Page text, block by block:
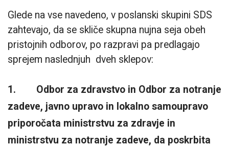
Glede na vse navedeno, v poslanski skupini SDS
zahtevajo, da se skliče skupna nujna seja obeh
pristojnih odborov, po razpravi pa predlagajo
sprejem naslednjuh dveh sklepov:
1. Odbor za zdravstvo in Odbor za notranje
zadeve, javno upravo in lokalno samoupravo
priporočata ministrstvu za zdravje in
ministrstvu za notranje zadeve, da poskrbita